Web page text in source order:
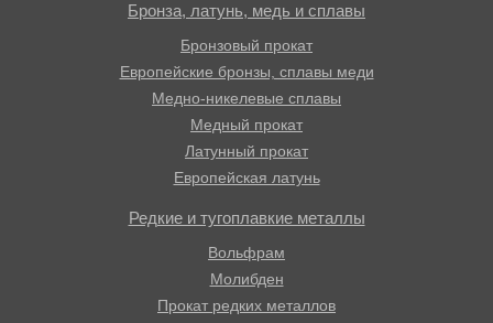
Бронза, латунь, медь и сплавы
Бронзовый прокат
Европейские бронзы, сплавы меди
Медно-никелевые сплавы
Медный прокат
Латунный прокат
Европейская латунь
Редкие и тугоплавкие металлы
Вольфрам
Молибден
Прокат редких металлов